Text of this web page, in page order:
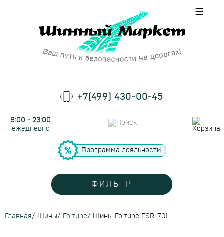
☰
+7(499) 430-00-45
8:00 - 23:00
ежедневно
Программа лояльности
ФИЛЬТР
Главная/ Шины/ Fortune/ Шины Fortune FSR-701